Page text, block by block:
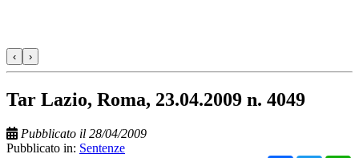
‹ ›
Tar Lazio, Roma, 23.04.2009 n. 4049
Pubblicato il 28/04/2009
Pubblicato in: Sentenze